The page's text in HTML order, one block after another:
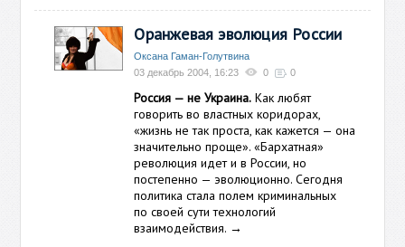
Оранжевая эволюция России
Оксана Гаман-Голутвина
03 декабрь 2004, 16:23
0 0
Россия — не Украина. Как любят
говорить во властных коридорах,
«жизнь не так проста, как кажется — она
значительно проще». «Бархатная»
революция идет и в России, но
постепенно — эволюционно. Сегодня
политика стала полем криминальных
по своей сути технологий
взаимодействия. →